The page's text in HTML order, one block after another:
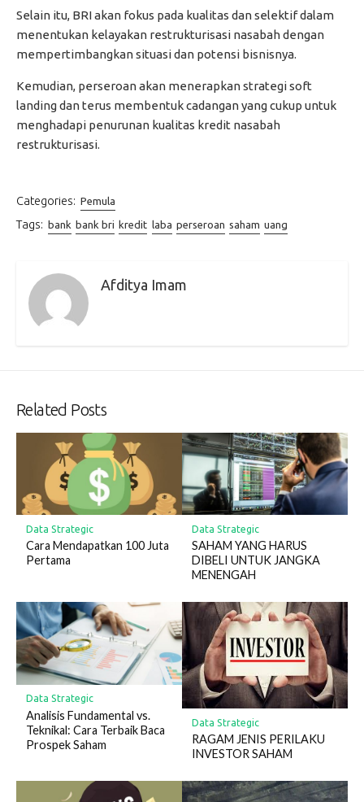
Selain itu, BRI akan fokus pada kualitas dan selektif dalam
menentukan kelayakan restrukturisasi nasabah dengan
mempertimbangkan situasi dan potensi bisnisnya.
Kemudian, perseroan akan menerapkan strategi soft
landing dan terus membentuk cadangan yang cukup untuk
menghadapi penurunan kualitas kredit nasabah
restrukturisasi.
Categories: Pemula
Tags: bank bank bri kredit laba perseroan saham uang
Afditya Imam
Related Posts
Data Strategic
Cara Mendapatkan 100 Juta
Pertama
Data Strategic
SAHAM YANG HARUS
DIBELI UNTUK JANGKA
MENENGAH
Data Strategic
Analisis Fundamental vs.
Teknikal: Cara Terbaik Baca
Prospek Saham
Data Strategic
RAGAM JENIS PERILAKU
INVESTOR SAHAM